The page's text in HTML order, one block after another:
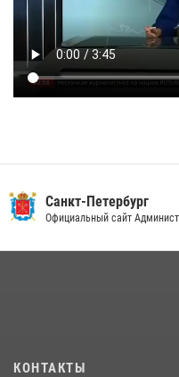
Санкт-Петербург
Официальный сайт
КОНТАКТЫ